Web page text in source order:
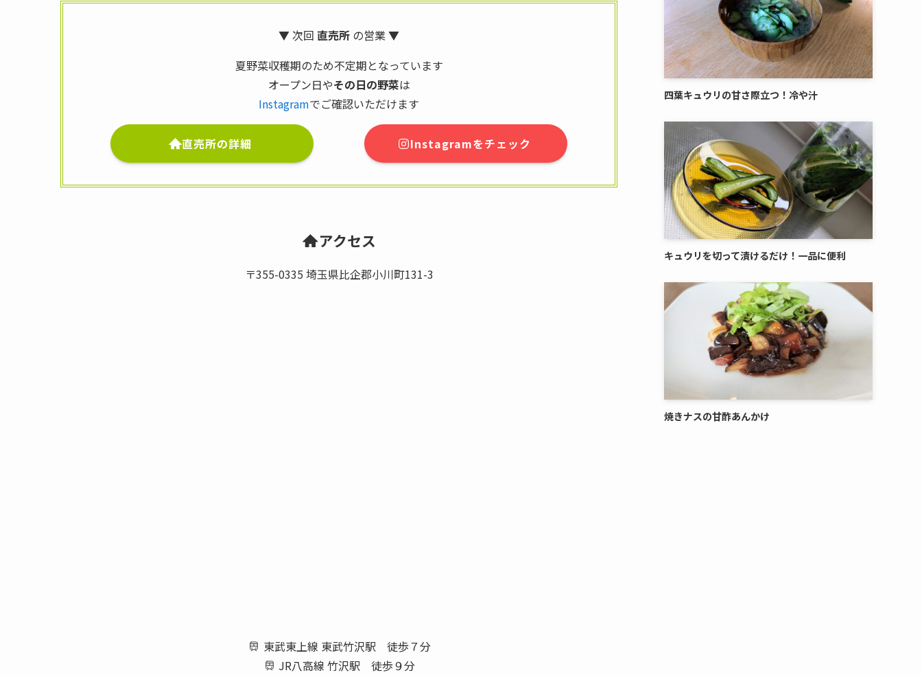
▼ 次回 直売所 の営業 ▼
夏野菜収穫期のため不定期となっています
オープン日やその日の野菜は
Instagramでご確認いただけます
直売所の詳細 Instagramをチェック
アクセス
〒355-0335 埼玉県比企郡小川町131-3
東武東上線 東武竹沢駅 徒歩７分
JR八高線 竹沢駅 徒歩９分
四葉キュウリの甘さ際立つ！冷や汁
キュウリを切って漬けるだけ！一品に便利
焼きナスの甘酢あんかけ